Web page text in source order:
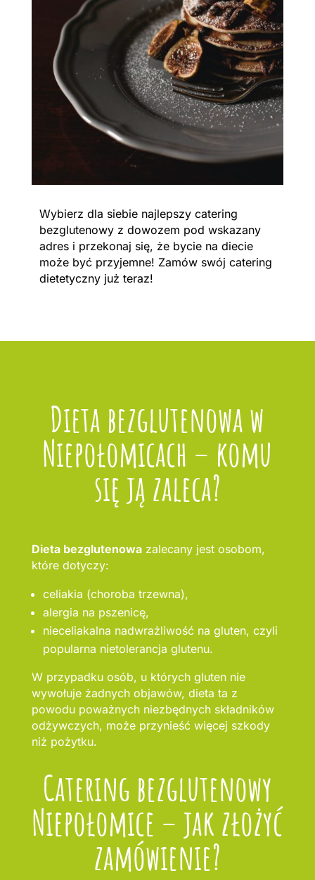
Wybierz dla siebie najlepszy catering
bezglutenowy z dowozem pod wskazany
adres i przekonaj się, że bycie na diecie
może być przyjemne! Zamów swój catering
dietetyczny już teraz!
Dieta bezglutenowa w
Niepołomicach – komu
się ją zaleca?
Dieta bezglutenowazalecany jest osobom,
które dotyczy:
celiakia (choroba trzewna),
alergia na pszenicę,
nieceliakalna nadwrażliwość na gluten, czyli
popularna nietolerancja glutenu.
W przypadku osób, u których gluten nie
wywołuje żadnych objawów, dieta ta z
powodu poważnych niezbędnych składników
odżywczych, może przynieść więcej szkody
niż pożytku.
Catering bezglutenowy
Niepołomice – jak złożyć
zamówienie?